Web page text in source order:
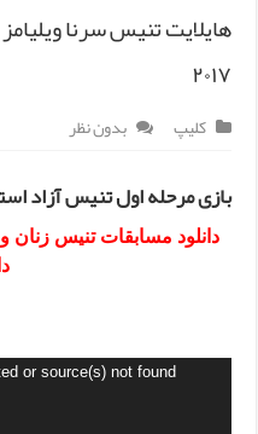
هایلایت تنیس سرنا
۲۰۱۷
کلیپ بدون نظر
بازی مرحله اول تنیس آزاد
دانلود مسابقات تنیس زنان
or source(s) not found